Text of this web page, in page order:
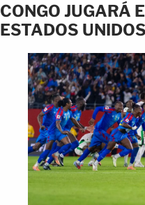
CONGO JUGARÁ
ESTADOS UNIDOS